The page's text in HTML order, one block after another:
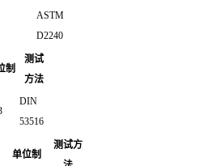
ASTM
D2240
制
测试
方法
DIN
53516
单位制
测试方